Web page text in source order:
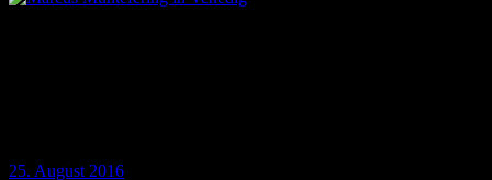
25. August 2016